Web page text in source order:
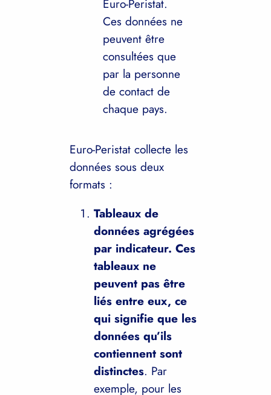
Ces données ne
peuvent être
consultées que
par la personne
de contact de
chaque pays.
Euro-Peristat collecte les
données sous deux
formats :
Tableaux de
données agrégées
par indicateur. Ces
tableaux ne
peuvent pas être
liés entre eux, ce
qui signifie que les
données qu’ils
contiennent sont
distinctes. Par
exemple, pour les